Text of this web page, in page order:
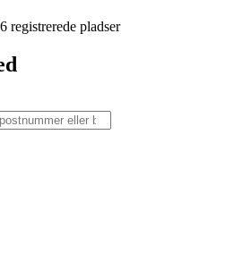
registrerede pladser